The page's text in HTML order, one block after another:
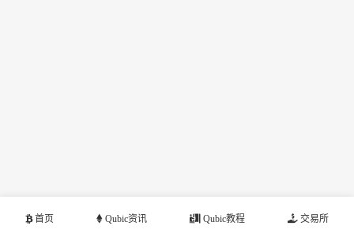
首页 Qubic资讯 Qubic教程 交易所